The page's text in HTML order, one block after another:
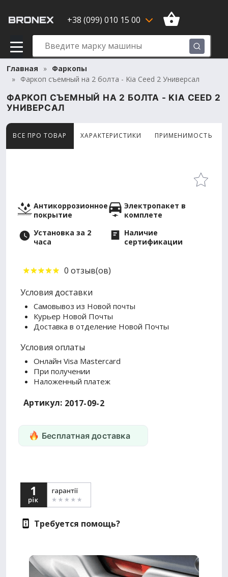
+38 (099) 010 15 00
Главная
Фаркопы
Фаркоп съемный на 2 болта - Kia Ceed 2 Универсал
ФАРКОП СЪЕМНЫЙ НА 2 БОЛТА - KIA CEED 2
УНИВЕРСАЛ
ВСЕ ПРО ТОВАР ХАРАКТЕРИСТИКИ ПРИМЕНИМОСТЬ
Товар просматривают сейчас 9 человек
Антикоррозионное
покрытие
Электропакет в
комплете
Установка за 2
часа
Наличие
сертификации
0 отзыв(ов)
Условия доставки
Самовывоз из Новой почты
Курьер Новой Почты
Доставка в отделение Новой Почты
Условия оплаты
Онлайн Visa Mastercard
При получении
Наложенный платеж
Артикул: 2017-09-2
Бесплатная доставка
Требуется помощь?